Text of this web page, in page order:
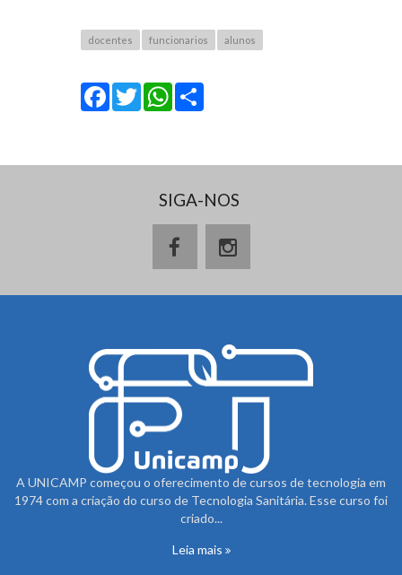
docentes funcionarios alunos
Facebook
Twitter
WhatsApp
SIGA-NOS
A UNICAMP começou o oferecimento de cursos de tecnologia em
1974 com a criação do curso de Tecnologia Sanitária. Esse curso foi
criado...
Leia mais